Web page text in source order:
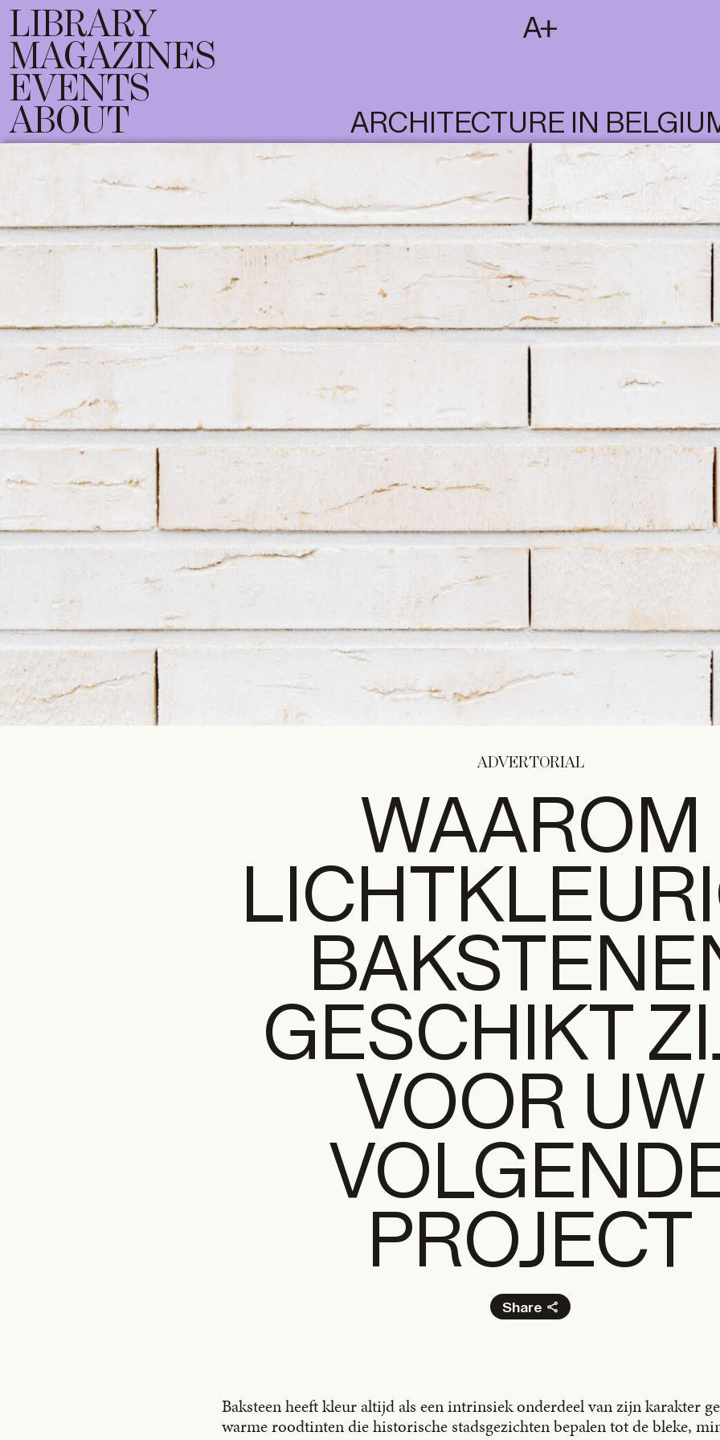
T
FR
LIBRARY
MAGAZINES
EVENTS
ABOUT
ARCHITECTURE IN
ADVERTORIAL
WAAROM
GESCHIKT
VOOR UW
PROJECT
Share
Email
Baksteen heeft kleur altijd als een intrinsiek onderdeel van zijn karakter
warme roodtinten die historische stadsgezichten bepalen tot de bleke,